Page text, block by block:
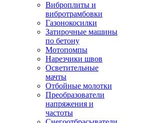
Виброплиты и
вибротрамбовки
Газонокосилки
Затирочные машины
по бетону
Мотопомпы
Нарезчики швов
Осветительные
мачты
Отбойные молотки
Преобразователи
напряжения и
частоты